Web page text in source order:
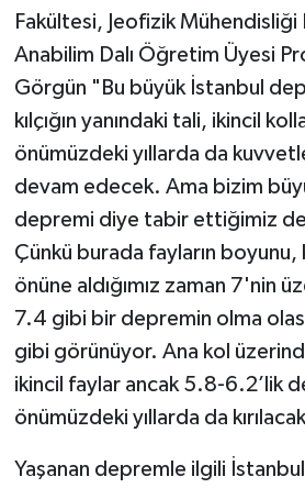
Fakültesi, Jeofizik
Anabilim Dalı Öğretim Üyesi
Görgün "Bu büyük İstanbul
kılçığın yanındaki tali, ikincil
önümüzdeki yıllarda da
devam edecek. Ama bizim
depremi diye tabir ettiğimiz
Çünkü burada fayların boyunu,
önüne aldığımız zaman 7'nin
7.4 gibi bir depremin olma
gibi görünüyor. Ana kol
ikincil faylar ancak 5.8-6.2’lik
önümüzdeki yıllarda da
Yaşanan depremle ilgili